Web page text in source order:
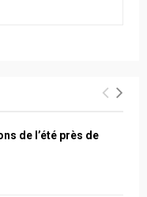
de l’été près de